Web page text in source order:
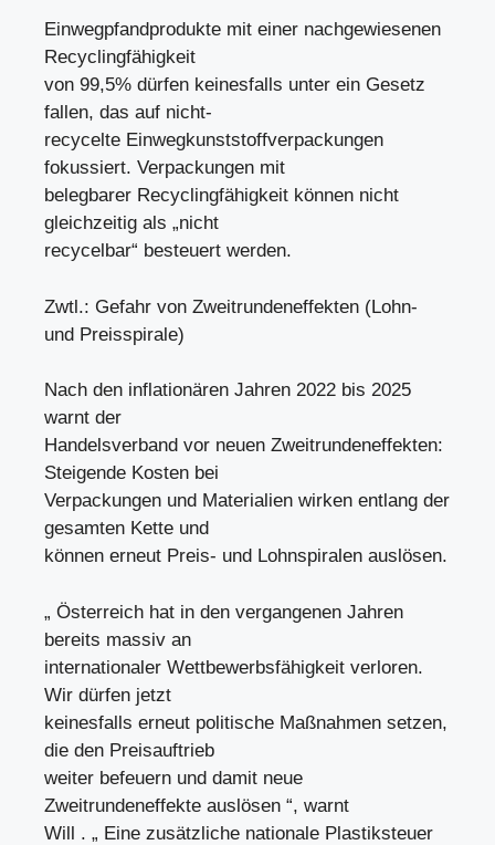
Einwegpfandprodukte mit einer nachgewiesenen
Recyclingfähigkeit
von 99,5% dürfen keinesfalls unter ein Gesetz
fallen, das auf nicht-
recycelte Einwegkunststoffverpackungen
fokussiert. Verpackungen mit
belegbarer Recyclingfähigkeit können nicht
gleichzeitig als „nicht
recycelbar“ besteuert werden.
Zwtl.: Gefahr von Zweitrundeneffekten (Lohn-
und Preisspirale)
Nach den inflationären Jahren 2022 bis 2025
warnt der
Handelsverband vor neuen Zweitrundeneffekten:
Steigende Kosten bei
Verpackungen und Materialien wirken entlang der
gesamten Kette und
können erneut Preis- und Lohnspiralen auslösen.
„ Österreich hat in den vergangenen Jahren
bereits massiv an
internationaler Wettbewerbsfähigkeit verloren.
Wir dürfen jetzt
keinesfalls erneut politische Maßnahmen setzen,
die den Preisauftrieb
weiter befeuern und damit neue
Zweitrundeneffekte auslösen “, warnt
Will . „ Eine zusätzliche nationale Plastiksteuer